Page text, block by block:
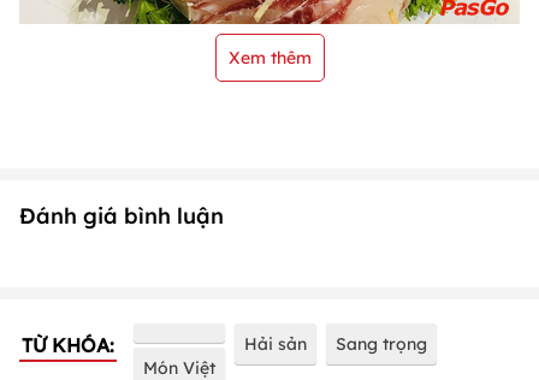
Xem thêm
Đánh giá bình luận
TỪ KHÓA:
Món Việt
Hải sản Sang trọng